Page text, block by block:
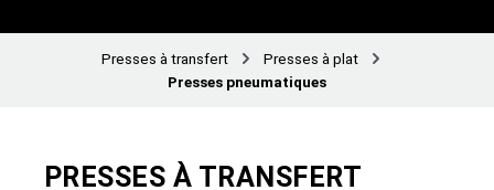
Presses à transfert
Presses à plat
Presses pneumatiques
PRESSES À TRANSFERT